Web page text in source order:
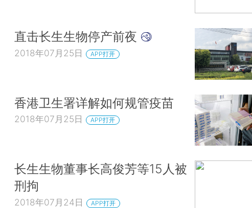
直击长生生物停产前夜
2018年07月25日 APP打开
香港卫生署详解如何规管疫苗
2018年07月25日 APP打开
长生生物董事长高俊芳等15人被
刑拘
2018年07月24日 APP打开